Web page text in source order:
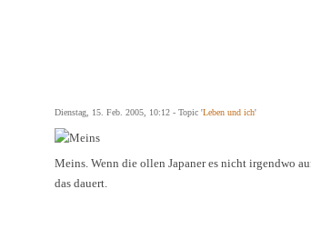
Dienstag, 15. Feb. 2005, 10:12 - Topic 'Leben und ich'
Meins. Wenn die ollen Japaner es nicht irgendwo
das dauert.